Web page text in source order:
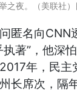
之夜。（美联社
匿名向CNN
执著”，他深
年，民主
长席次，隔